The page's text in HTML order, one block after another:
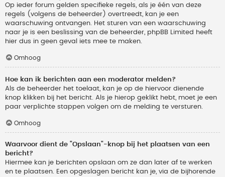
Op ieder forum gelden specifieke regels, als je één van deze
regels (volgens de beheerder) overtreedt, kan je een
waarschuwing ontvangen. Het sturen van een waarschuwing
naar je is een beslissing van de beheerder, phpBB Limited heeft
hier dus in geen geval iets mee te maken.
Omhoog
Hoe kan ik berichten aan een moderator melden?
Als de beheerder het toelaat, kan je op de hiervoor dienende
knop klikken bij het bericht. Als je hierop geklikt hebt, moet je een
paar verplichte stappen volgen om de melding te versturen.
Omhoog
Waarvoor dient de "Opslaan"-knop bij het plaatsen van een
bericht?
Hiermee kan je berichten opslaan om ze dan later af te werken
en te plaatsen. Een opgeslagen bericht kan je, via de bijhorende